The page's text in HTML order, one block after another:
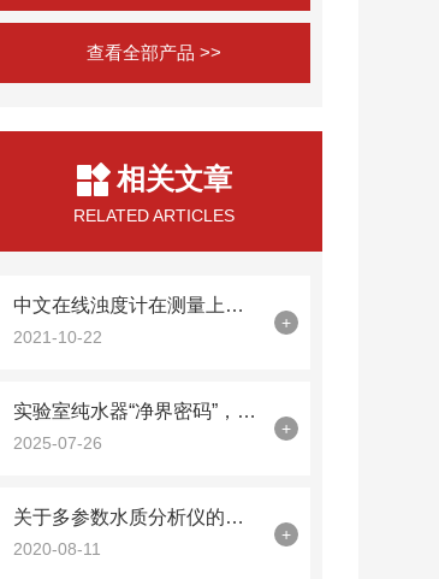
查看全部产品 >>
相关文章
RELATED ARTICLES
中文在线浊度计在测量上有什么杰出表现？
2021-10-22
+
实验室纯水器“净界密码”，从市政自来水到18.2MΩ·cm超纯水的五重净化革命
2025-07-26
+
关于多参数水质分析仪的基础知识点详细介绍
2020-08-11
+